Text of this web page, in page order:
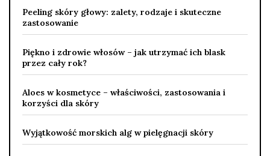
Peeling skóry głowy: zalety, rodzaje i skuteczne
zastosowanie
Piękno i zdrowie włosów – jak utrzymać ich blask
przez cały rok?
Aloes w kosmetyce – właściwości, zastosowania i
korzyści dla skóry
Wyjątkowość morskich alg w pielęgnacji skóry